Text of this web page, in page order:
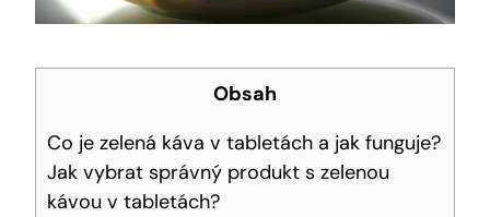
Obsah
Co je zelená káva v tabletách a jak funguje?
Jak vybrat správný produkt s zelenou
kávou v tabletách?